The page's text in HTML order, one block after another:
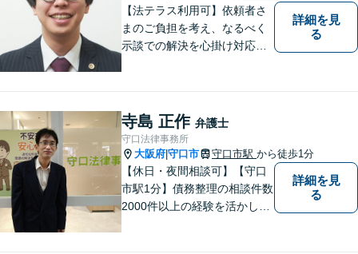
【法テラス利用可】依頼者さ
まのご負担を考え、なるべく
示談での解決を心掛け対応い
で頼れる弁護士を目指しま
す。【休日相談可】【今福鶴
見駅2分】
詳細を見
る
寺島 正作 弁護士
守口法律事務所
大阪府 守口市 守口市駅 から徒歩1分
【休日・夜間相談可】【守口
市駅1分】債務整理の相談件数
2000件以上の経験を活かし、
詳細を見
る